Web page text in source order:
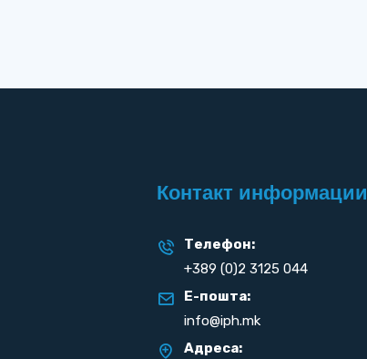
Контакт информации
Телефон:
+389 (0)2 3125 044
Е-пошта:
info@iph.mk
Адреса: